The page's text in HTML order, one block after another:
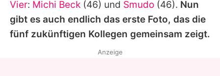
Vier: Michi Beck (46) und Smudo (46). Nun
gibt es auch endlich das erste Foto, das die
fünf zukünftigen Kollegen gemeinsam zeigt.
Anzeige